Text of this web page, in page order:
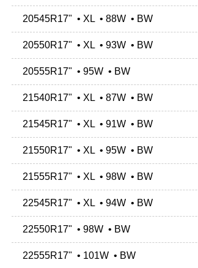
20545R17" • XL • 88W • BW
20550R17" • XL • 93W • BW
20555R17" • 95W • BW
21540R17" • XL • 87W • BW
21545R17" • XL • 91W • BW
21550R17" • XL • 95W • BW
21555R17" • XL • 98W • BW
22545R17" • XL • 94W • BW
22550R17" • 98W • BW
22555R17" • 101W • BW